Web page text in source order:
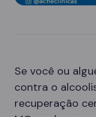
Se você ou
contra o
recuperação